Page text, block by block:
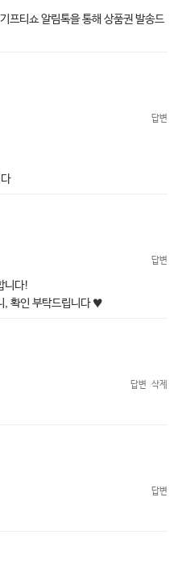
프티쇼 알림톡을 통해 상품권 발송드
답변
답변
니다!
, 확인 부탁드립니다 ♥
답변 삭제
답변